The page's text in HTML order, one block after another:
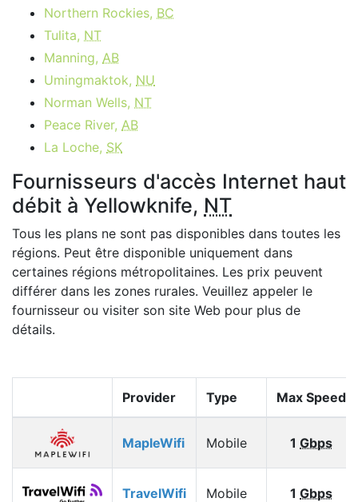
Northern Rockies, BC
Tulita, NT
Manning, AB
Umingmaktok, NU
Norman Wells, NT
Peace River, AB
La Loche, SK
Fournisseurs d'accès Internet haut
débit à Yellowknife, NT
Tous les plans ne sont pas disponibles dans toutes les
régions. Peut être disponible uniquement dans
certaines régions métropolitaines. Les prix peuvent
différer dans les zones rurales. Veuillez appeler le
fournisseur ou visiter son site Web pour plus de
détails.
Provider Type Max Speed
MapleWifi Mobile 1 Gbps
TravelWifi Mobile 1 Gbps